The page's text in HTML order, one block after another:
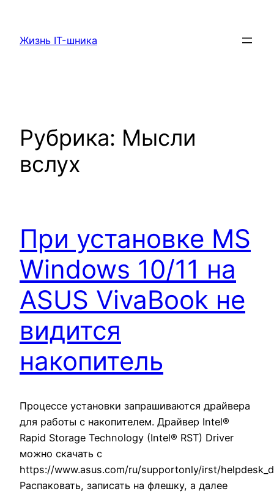
содержимому
Жизнь IT-шника
Рубрика: Мысли
вслух
При установке MS
Windows 10/11 на
ASUS VivaBook не
видится
накопитель
Процессе установки запрашиваются драйвера
для работы с накопителем. Драйвер Intel®
Rapid Storage Technology (Intel® RST) Driver
можно скачать с
https://www.asus.com/ru/supportonly/irst/
Распаковать, записать на флешку, а далее